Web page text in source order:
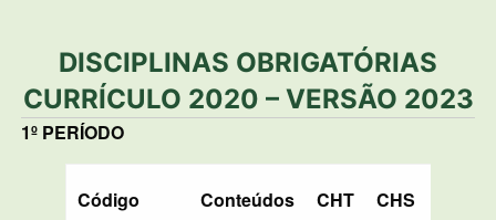
DISCIPLINAS OBRIGATÓRIAS
CURRÍCULO 2020 – VERSÃO 2023
1º PERÍODO
Código Conteúdos CHT CHS